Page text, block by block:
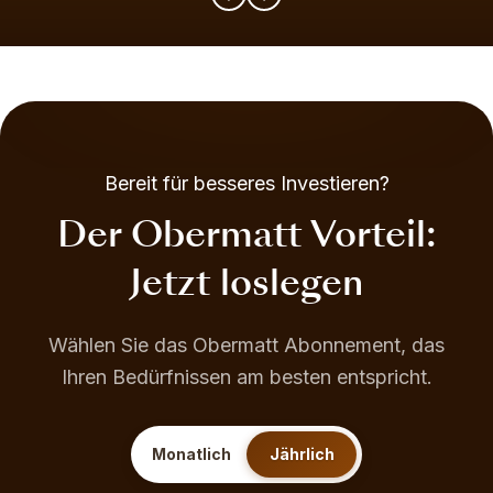
Bereit für besseres Investieren?
Der Obermatt Vorteil:
Jetzt loslegen
Wählen Sie das Obermatt Abonnement, das
Ihren Bedürfnissen am besten entspricht.
Monatlich Jährlich